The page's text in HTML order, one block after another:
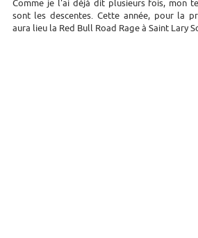
Comme je l'ai déjà dit plusieurs fois, mon
sont les descentes. Cette année, pour la
aura lieu la Red Bull Road Rage à Saint Lary